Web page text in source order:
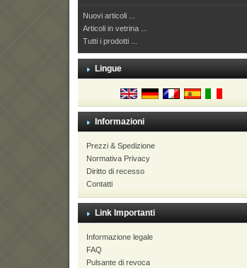
Nuovi articoli ...
Articoli in vetrina ...
Tutti i prodotti ...
Lingue
Informazioni
Prezzi & Spedizione
Normativa Privacy
Diritto di recesso
Contatti
Link Importanti
Informazione legale
FAQ
Pulsante di revoca